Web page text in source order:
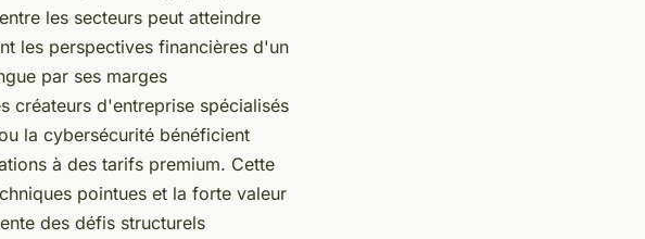
les secteurs peut atteindre
les perspectives financières d'un
par ses marges
créateurs d'entreprise spécialisés
la cybersécurité bénéficient
à des tarifs premium. Cette
pointues et la forte valeur
des défis structurels